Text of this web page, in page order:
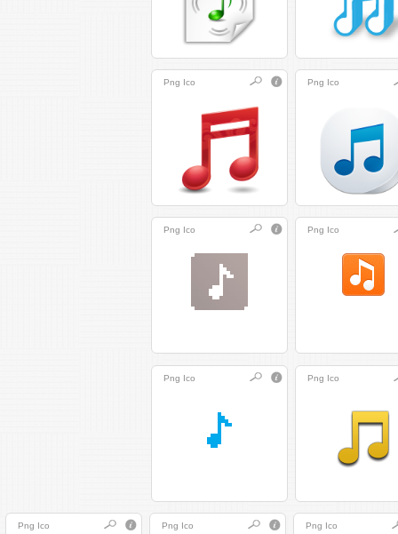
Png Ico Png Ico
Png Ico Png Ico
Png Ico Png Ico
Png Ico Png Ico Png Ico